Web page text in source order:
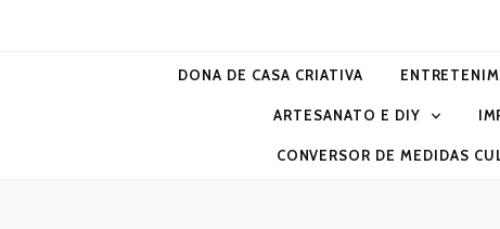
DONA DE CASA CRIATIVA
ARTESANATO E DIY
CONVERSOR DE MEDIDAS